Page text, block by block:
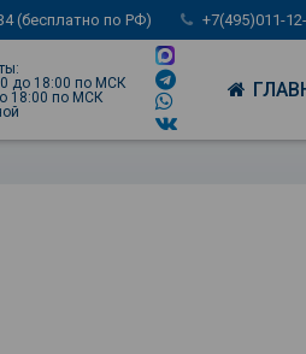
(бесплатно по РФ) +7(495)011-
до 18:00 по МСК
18:00 по МСК